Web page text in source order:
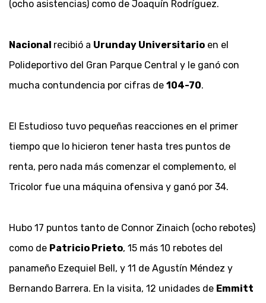
(ocho asistencias) como de Joaquín Rodríguez.
Nacional recibió a Urunday Universitario en el
Polideportivo del Gran Parque Central y le ganó con
mucha contundencia por cifras de 104-70.
El Estudioso tuvo pequeñas reacciones en el primer
tiempo que lo hicieron tener hasta tres puntos de
renta, pero nada más comenzar el complemento, el
Tricolor fue una máquina ofensiva y ganó por 34.
Hubo 17 puntos tanto de Connor Zinaich (ocho rebotes)
como de Patricio Prieto, 15 más 10 rebotes del
panameño Ezequiel Bell, y 11 de Agustín Méndez y
Bernando Barrera. En la visita, 12 unidades de Emmitt